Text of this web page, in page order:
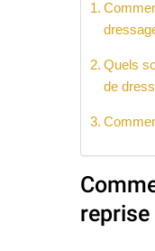
Quels
de
reprise